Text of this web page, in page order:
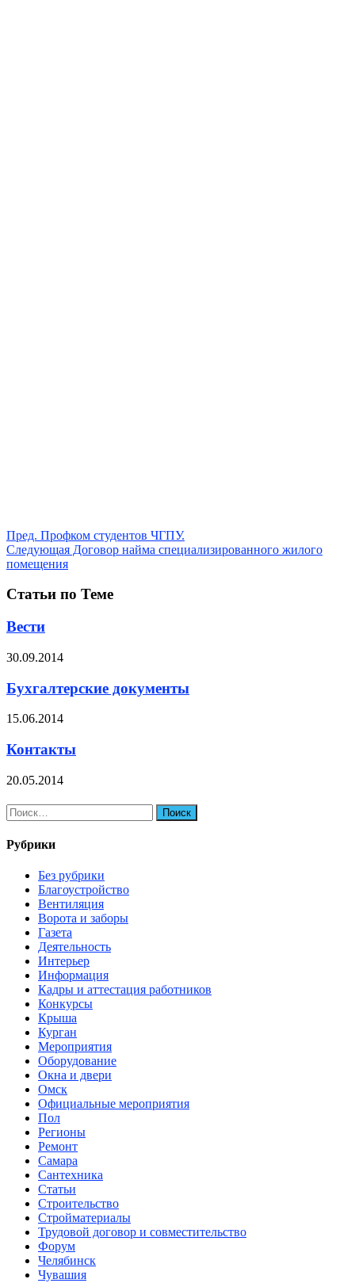
Пред. Профком студентов ЧГПУ.
Следующая Договор найма специализированного жилого
помещения
Статьи по Теме
Вести
30.09.2014
Бухгалтерские документы
15.06.2014
Контакты
20.05.2014
Найти:
Рубрики
Без рубрики
Благоустройство
Вентиляция
Ворота и заборы
Газета
Деятельность
Интерьер
Информация
Кадры и аттестация работников
Конкурсы
Крыша
Курган
Мероприятия
Оборудование
Окна и двери
Омск
Официальные мероприятия
Пол
Регионы
Ремонт
Самара
Сантехника
Статьи
Строительство
Стройматериалы
Трудовой договор и совместительство
Форум
Челябинск
Чувашия